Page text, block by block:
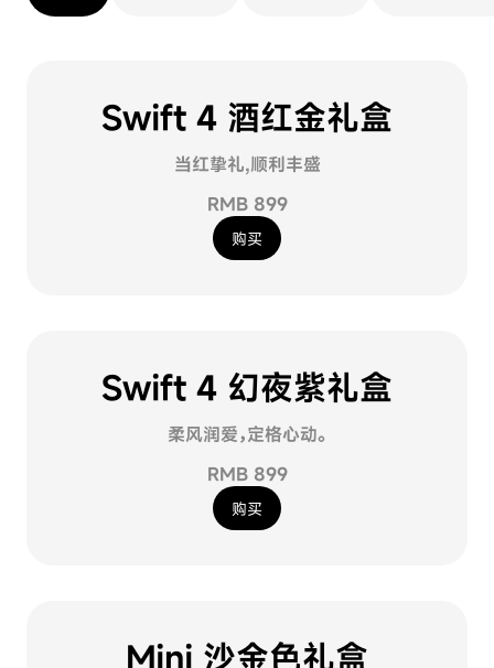
Swift 4 酒红金礼盒
当红挚礼,顺利丰盛
RMB 899
购买
Swift 4 幻夜紫礼盒
柔风润爱，定格心动。
RMB 899
购买
Mini 沙金色礼盒